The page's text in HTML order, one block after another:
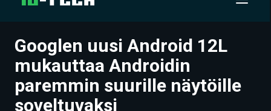
UUTISET
ARTIKKELIT
VIDEOT
Googlen uusi Android 12L
mukauttaa Androidin
paremmin suurille näytöille
soveltuvaksi